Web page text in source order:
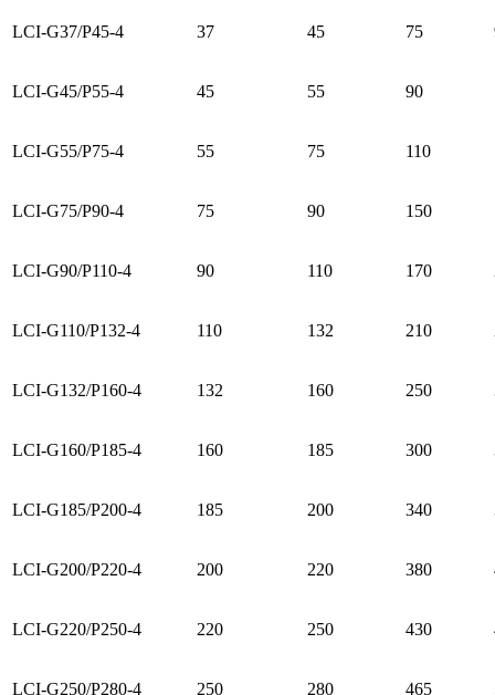
LCI-G37/P45-4 37 45 75
LCI-G45/P55-4 45 55 90
LCI-G55/P75-4 55 75 110
LCI-G75/P90-4 75 90 150
LCI-G90/P110-4 90 110 170
LCI-G110/P132-4 110 132 210
LCI-G132/P160-4 132 160 250
LCI-G160/P185-4 160 185 300
LCI-G185/P200-4 185 200 340
LCI-G200/P220-4 200 220 380
LCI-G220/P250-4 220 250 430
LCI-G250/P280-4 250 280 465